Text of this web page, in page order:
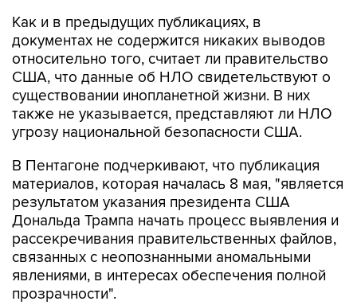
Как и в предыдущих публикациях, в
документах не содержится никаких выводов
относительно того, считает ли правительство
США, что данные об НЛО свидетельствуют о
существовании инопланетной жизни. В них
также не указывается, представляют ли НЛО
угрозу национальной безопасности США.
В Пентагоне подчеркивают, что публикация
материалов, которая началась 8 мая, "является
результатом указания президента США
Дональда Трампа начать процесс выявления и
рассекречивания правительственных файлов,
связанных с неопознанными аномальными
явлениями, в интересах обеспечения полной
прозрачности".